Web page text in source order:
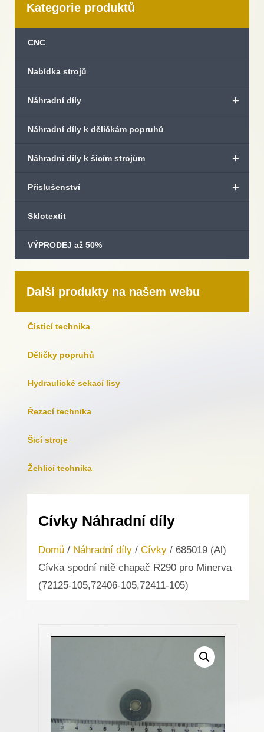
Kategorie produktů
CNC
Nabídka strojů
+
Náhradní díly
Náhradní díly k děličkám popruhů
+
Náhradní díly k šicím strojům
+
Příslušenství
Sklotextit
VÝPRODEJ až 50%
Další produkty na našem webu
Čisticí technika
Děličky popruhů
Hydraulické sekací lisy
Řezací technika
Šicí stroje
Žehlicí technika
Cívky Náhradní díly
Domů / Náhradní díly / Cívky / 685019 (Al)
Cívka spodní nitě chapač R290 pro Minerva
(72125-105,72406-105,72411-105)